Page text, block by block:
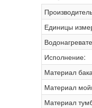
Единицы
Исполнение:
Материал
Материал
Материал